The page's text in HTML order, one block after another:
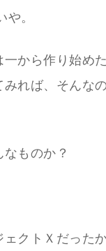
。
から作り始めた
れば、そんな
ものか？
クトＸだったか